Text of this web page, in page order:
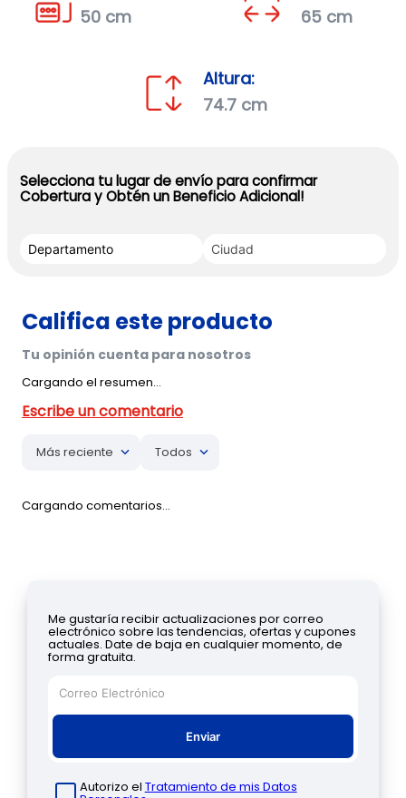
50 cm
65 cm
Altura:
74.7 cm
Selecciona tu lugar de envío para confirmar
Cobertura y Obtén un Beneficio Adicional!
Cargando el resumen…
Más reciente Todos
Cargando comentarios…
Me gustaría recibir actualizaciones por correo
electrónico sobre las tendencias, ofertas y cupones
actuales. Date de baja en cualquier momento, de
forma gratuita.
Enviar
Autorizo el Tratamiento de mis Datos